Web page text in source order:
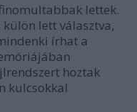
lettek.
külön lett választva,
írhat a
hoztak
kulcsokkal